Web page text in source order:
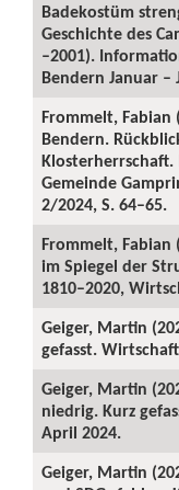
Badekostüm
Geschichte des
–2001).
Bendern Januar –
Frommelt, Fabian
Bendern.
Gemeinde
2/2024, S. 64–65.
Frommelt, Fabian
im Spiegel der
1810–2020,
Geiger, Martin
gefasst.
Geiger, Martin
niedrig. Kurz
April 2024.
Geiger, Martin